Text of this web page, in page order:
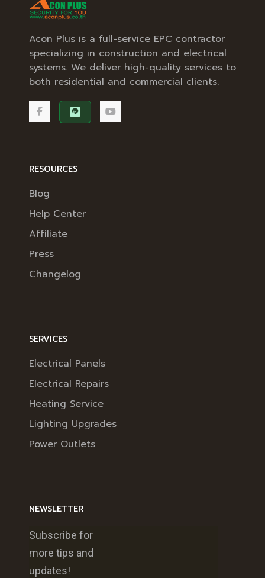
Acon Plus is a full-service EPC contractor
specializing in construction and electrical
systems. We deliver high-quality services to
both residential and commercial clients.
RESOURCES
Blog
Help Center
Affiliate
Press
Changelog
SERVICES
Electrical Panels
Electrical Repairs
Heating Service
Lighting Upgrades
Power Outlets
NEWSLETTER
Subscribe for
more tips and
updates!